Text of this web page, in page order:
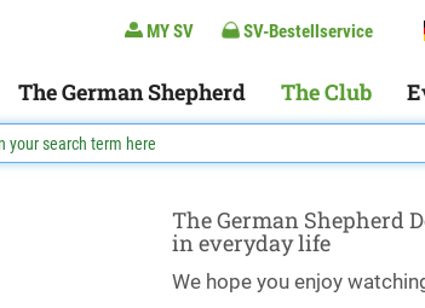
MY SV SV-Bestellservice
The German Shepherd The Club
The German Shepherd
in everyday life
We hope you enjoy